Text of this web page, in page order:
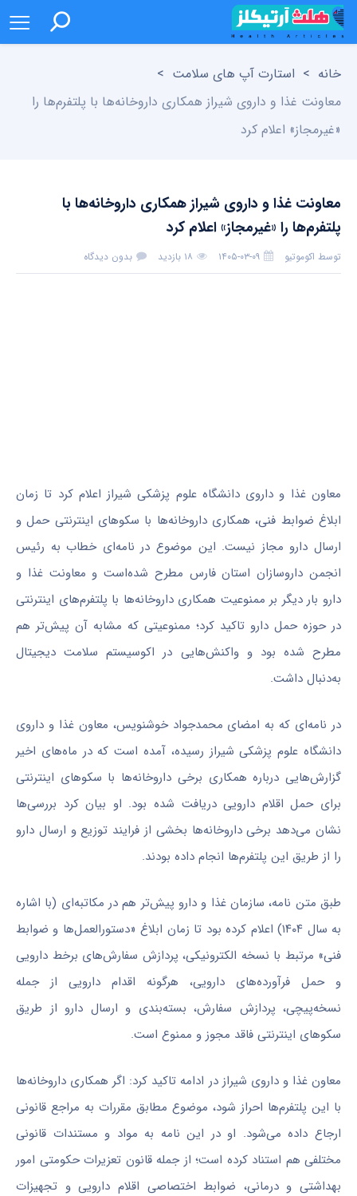
خانه > استارت آپ های سلامت >
معاونت غذا و داروی شیراز همکاری داروخانه‌ها با پلتفرم‌ها را
«غیرمجاز» اعلام کرد
معاونت غذا و داروی شیراز همکاری داروخانه‌ها با
پلتفرم‌ها را «غیرمجاز» اعلام کرد
توسط اکوموتیو ۱۴۰۵-۰۳-۰۹ ۱۸ بازدید بدون دیدگاه
معاون غذا و داروی دانشگاه علوم پزشکی شیراز اعلام کرد تا زمان
ابلاغ ضوابط فنی، همکاری داروخانه‌ها با سکوهای اینترنتی حمل و
ارسال دارو مجاز نیست. این موضوع در نامه‌ای خطاب به رئیس
انجمن داروسازان استان فارس مطرح شده‌است و معاونت غذا و
دارو بار دیگر بر ممنوعیت همکاری داروخانه‌ها با پلتفرم‌های اینترنتی
در حوزه حمل دارو تاکید کرد؛ ممنوعیتی که مشابه آن پیش‌تر هم
مطرح شده بود و واکنش‌هایی در اکوسیستم سلامت دیجیتال
به‌دنبال داشت.
در نامه‌ای که به امضای محمدجواد خوشنویس، معاون غذا و داروی
دانشگاه علوم پزشکی شیراز رسیده، آمده است که در ماه‌های اخیر
گزارش‌هایی درباره همکاری برخی داروخانه‌ها با سکوهای اینترنتی
برای حمل اقلام دارویی دریافت شده بود. او بیان کرد بررسی‌ها
نشان می‌دهد برخی داروخانه‌ها بخشی از فرایند توزیع و ارسال دارو
را از طریق این پلتفرم‌ها انجام داده بودند.
طبق متن نامه، سازمان غذا و دارو پیش‌تر هم در مکاتبه‌ای (با اشاره
به سال ۱۴۰۴) اعلام کرده بود تا زمان ابلاغ «دستورالعمل‌ها و ضوابط
فنی» مرتبط با نسخه الکترونیکی، پردازش سفارش‌های برخط دارویی
و حمل فرآورده‌های دارویی، هرگونه اقدام دارویی از جمله
نسخه‌پیچی، پردازش سفارش، بسته‌بندی و ارسال دارو از طریق
سکوهای اینترنتی فاقد مجوز و ممنوع است.
معاون غذا و داروی شیراز در ادامه تاکید کرد: اگر همکاری داروخانه‌ها
با این پلتفرم‌ها احراز شود، موضوع مطابق مقررات به مراجع قانونی
ارجاع داده می‌شود. او در این نامه به مواد و مستندات قانونی
مختلفی هم استناد کرده است؛ از جمله قانون تعزیرات حکومتی امور
بهداشتی و درمانی، ضوابط اختصاصی اقلام دارویی و تجهیزات